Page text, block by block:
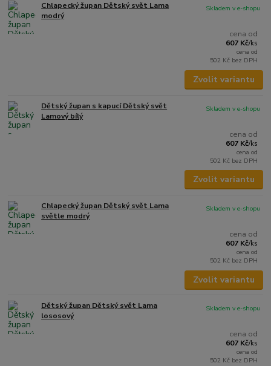
Chlapecký župan Dětský svět Lama
modrý
cena od
607 Kč/ks
cena od
502 Kč bez DPH
Skladem v e-shopu
Zvolit variantu
Dětský župan s kapucí Dětský svět
Lamový bílý
cena od
607 Kč/ks
cena od
502 Kč bez DPH
Skladem v e-shopu
Zvolit variantu
Chlapecký župan Dětský svět Lama
světle modrý
cena od
607 Kč/ks
cena od
502 Kč bez DPH
Skladem v e-shopu
Zvolit variantu
Dětský župan Dětský svět Lama
lososový
cena od
607 Kč/ks
cena od
502 Kč bez DPH
Skladem v e-shopu